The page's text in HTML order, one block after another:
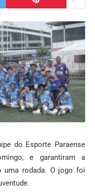
do Esporte Paraense
e garantiram a
uma rodada. O jogo foi